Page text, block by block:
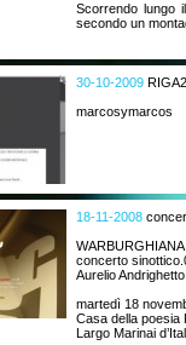
Scorrendo lungo
secondo un
30-10-2009
marcosymarcos
18-11-2008
WARBURGHIANA
concerto
Aurelio
martedì 18
Casa della poesia
Largo Marinai